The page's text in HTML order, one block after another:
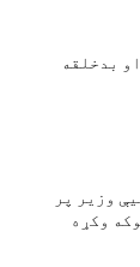
بدخلقه
وزیر پر
وکړه